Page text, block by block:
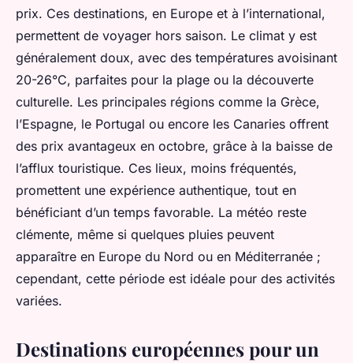
prix. Ces destinations, en Europe et à l’international,
permettent de voyager hors saison. Le climat y est
généralement doux, avec des températures avoisinant
20-26°C, parfaites pour la plage ou la découverte
culturelle. Les principales régions comme la Grèce,
l’Espagne, le Portugal ou encore les Canaries offrent
des prix avantageux en octobre, grâce à la baisse de
l’afflux touristique. Ces lieux, moins fréquentés,
promettent une expérience authentique, tout en
bénéficiant d’un temps favorable. La météo reste
clémente, même si quelques pluies peuvent
apparaître en Europe du Nord ou en Méditerranée ;
cependant, cette période est idéale pour des activités
variées.
Destinations européennes pour un